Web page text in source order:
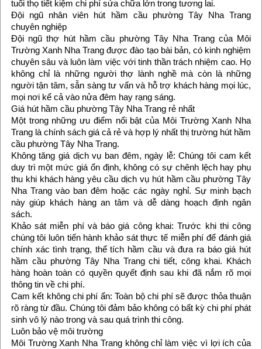
tuổi thọ tiết kiệm chi phí sửa chữa lớn trong tương lai.
Đội ngũ nhân viên hút hầm cầu phường Tây Nha Trang
chuyên nghiệp
Đội ngũ thợ hút hầm cầu phường Tây Nha Trang của Môi
Trường Xanh Nha Trang được đào tạo bài bản, có kinh nghiệm
chuyên sâu và luôn làm việc với tinh thần trách nhiệm cao. Họ
không chỉ là những người thợ lành nghề mà còn là những
người tận tâm, sẵn sàng tư vấn và hỗ trợ khách hàng mọi lúc,
mọi nơi kể cả vào nửa đêm hay rạng sáng.
Giá hút hầm cầu phường Tây Nha Trang rẻ nhất
Một trong những ưu điểm nổi bật của Môi Trường Xanh Nha
Trang là chính sách giá cả rẻ và hợp lý nhất thị trường hút hầm
cầu phường Tây Nha Trang.
Không tăng giá dịch vụ ban đêm, ngày lễ: Chúng tôi cam kết
duy trì một mức giá ổn định, không có sự chênh lệch hay phụ
thu khi khách hàng yêu cầu dịch vụ hút hầm cầu phường Tây
Nha Trang vào ban đêm hoặc các ngày nghỉ. Sự minh bạch
này giúp khách hàng an tâm và dễ dàng hoạch định ngân
sách.
Khảo sát miễn phí và báo giá công khai: Trước khi thi công
chúng tôi luôn tiến hành khảo sát thực tế miễn phí để đánh giá
chính xác tình trạng, thể tích hầm cầu và đưa ra báo giá hút
hầm cầu phường Tây Nha Trang chi tiết, công khai. Khách
hàng hoàn toàn có quyền quyết định sau khi đã nắm rõ mọi
thông tin về chi phí.
Cam kết không chi phí ẩn: Toàn bộ chi phí sẽ được thỏa thuận
rõ ràng từ đầu. Chúng tôi đảm bảo không có bất kỳ chi phí phát
sinh vô lý nào trong và sau quá trình thi công.
Luôn bảo vệ môi trường
Môi Trường Xanh Nha Trang không chỉ làm việc vì lợi ích của